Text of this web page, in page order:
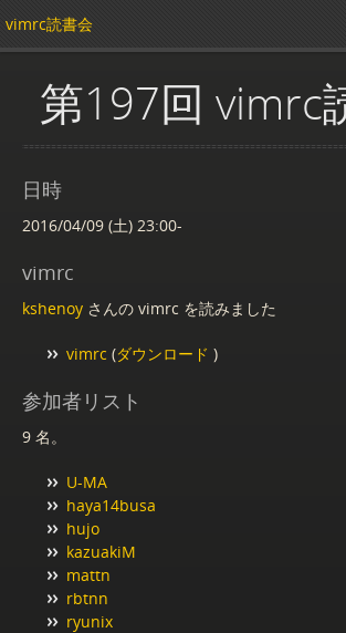
vimrc読書会
第197回 vimrc
日時
2016/04/09 (土) 23:00-
vimrc
kshenoy さんの vimrc を読みました
vimrc (ダウンロード )
参加者リスト
9 名。
U-MA
haya14busa
hujo
kazuakiM
mattn
rbtnn
ryunix